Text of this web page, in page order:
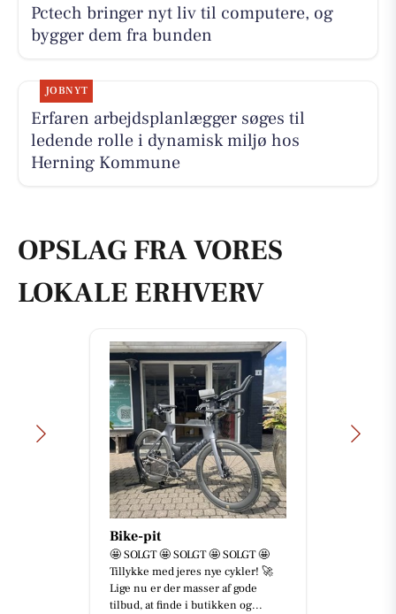
Pctech bringer nyt liv til computere, og
bygger dem fra bunden
JOBNYT
Erfaren arbejdsplanlægger søges til
ledende rolle i dynamisk miljø hos
Herning Kommune
OPSLAG FRA VORES
LOKALE ERHVERV
Bike-pit
🤩 SOLGT 🤩 SOLGT 🤩 SOLGT 🤩
Tillykke med jeres nye cykler! 🚀
Lige nu er der masser af gode
tilbud, at finde i butikken og...